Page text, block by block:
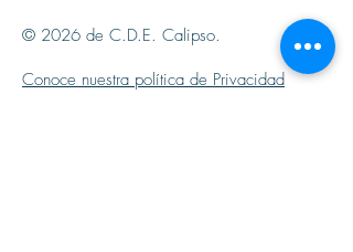
© 2026 de C.D.E. Calipso.
Conoce nuestra política de Privacidad